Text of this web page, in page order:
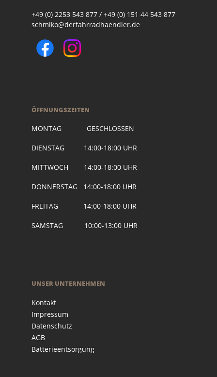
+49 (0) 2253 543 877 / +49 (0) 151 44 543 877
schmiko@derfahrradhaendler.de
ÖFFNUNGSZEITEN
MONTAG GESCHLOSSEN
DIENSTAG 14:00-18:00 UHR
MITTWOCH 14:00-18:00 UHR
DONNERSTAG 14:00-18:00 UHR
FREITAG 14:00-18:00 UHR
SAMSTAG 10:00-13:00 UHR
UNSER UNTERNEHMEN
Kontakt
Impressum
Datenschutz
AGB
Batterieentsorgung